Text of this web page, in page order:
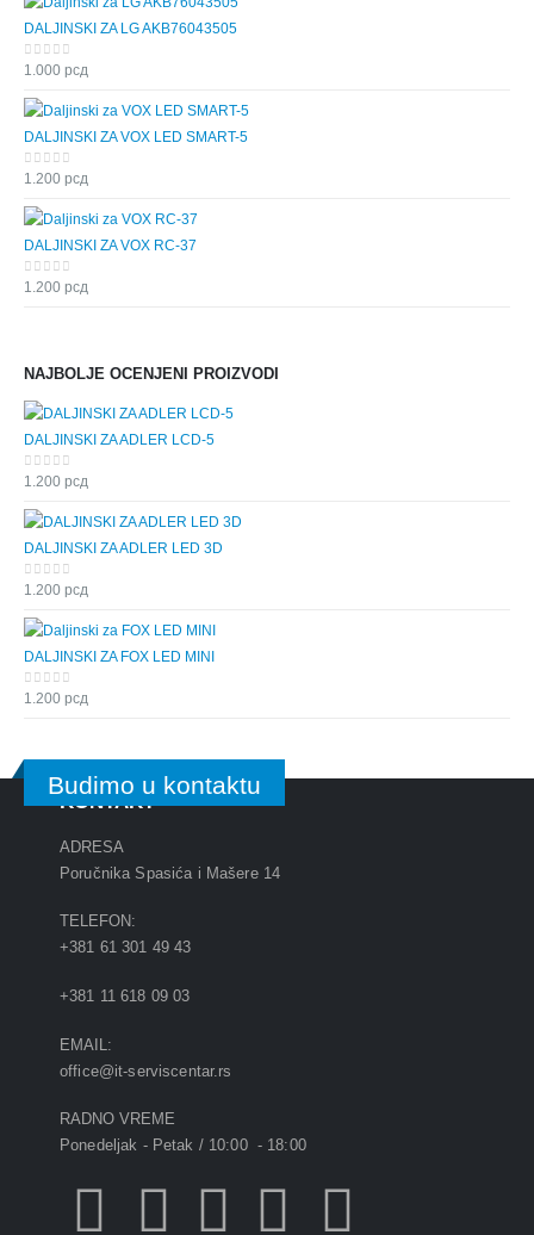
DALJINSKI ZA LG AKB76043505
0 out of 5
1.000 рсд
DALJINSKI ZA VOX LED SMART-5
0 out of 5
1.200 рсд
DALJINSKI ZA VOX RC-37
0 out of 5
1.200 рсд
NAJBOLJE OCENJENI PROIZVODI
DALJINSKI ZA ADLER LCD-5
0 out of 5
1.200 рсд
DALJINSKI ZA ADLER LED 3D
0 out of 5
1.200 рсд
DALJINSKI ZA FOX LED MINI
0 out of 5
1.200 рсд
Budimo u kontaktu
KONTAKT
ADRESA
Poručnika Spasića i Mašere 14
TELEFON:
+381 61 301 49 43
+381 11 618 09 03
EMAIL:
office@it-serviscentar.rs
RADNO VREME
Ponedeljak - Petak / 10:00 - 18:00